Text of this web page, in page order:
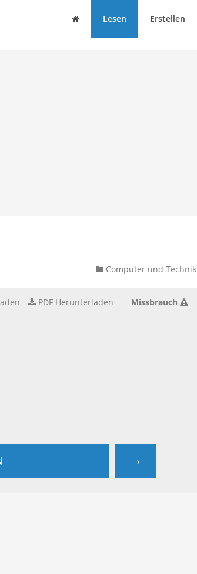
Haus Lesen Erstellen
Computer und Technik
PDF Herunterladen Missbrauch
→